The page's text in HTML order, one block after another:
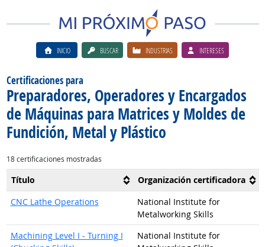
INICIO BUSCAR INDUSTRIAS INTERESES
Certificaciones para
Preparadores, Operadores y Encargados
de Máquinas para Matrices y Moldes de
Fundición, Metal y Plástico
18 certificaciones mostradas
Título
Organización certificadora
CNC Lathe Operations
National Institute for
Metalworking Skills
Machining Level I - Turning I
National Institute for